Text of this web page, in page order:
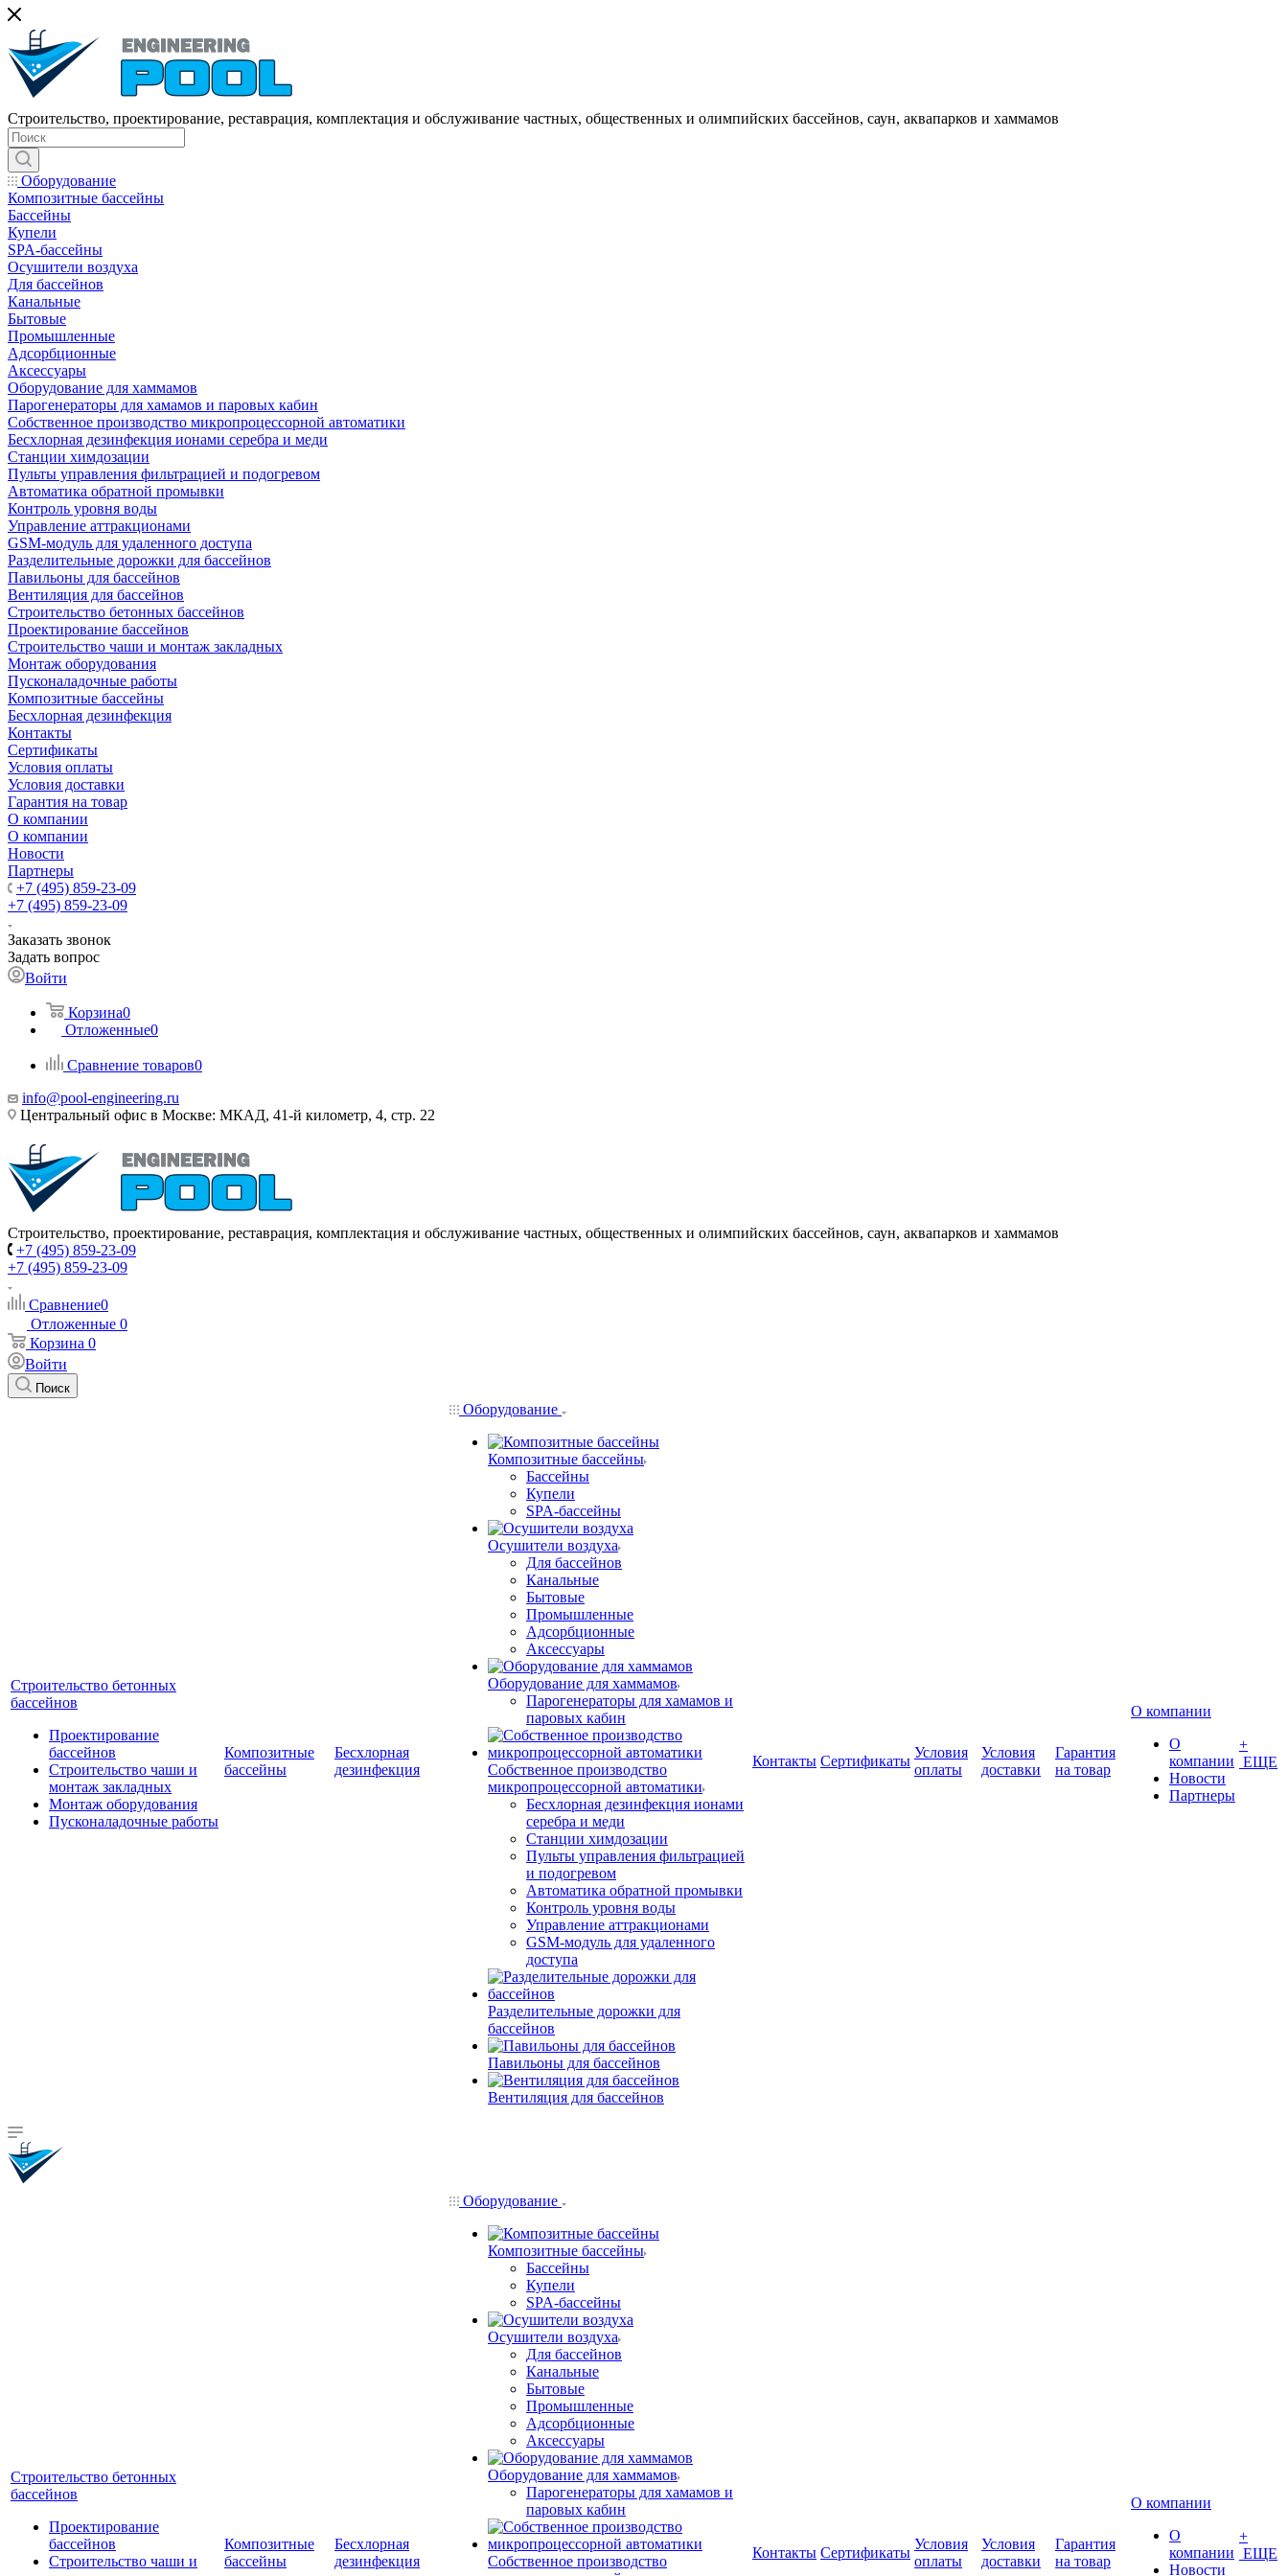
Строительство, проектирование, реставрация, комплектация и обслуживание частных, общественных и олимпийских бассейнов, саун, аквапарков и хаммамов
Оборудование
Композитные бассейны
Бассейны
Купели
SPA-бассейны
Осушители воздуха
Для бассейнов
Канальные
Бытовые
Промышленные
Адсорбционные
Аксессуары
Оборудование для хаммамов
Парогенераторы для хамамов и паровых кабин
Собственное производство микропроцессорной автоматики
Беcхлорная дезинфекция ионами серебра и меди
Станции химдозации
Пульты управления фильтрацией и подогревом
Автоматика обратной промывки
Контроль уровня воды
Управление аттракционами
GSM-модуль для удаленного доступа
Разделительные дорожки для бассейнов
Павильоны для бассейнов
Вентиляция для бассейнов
Строительство бетонных бассейнов
Проектирование бассейнов
Строительство чаши и монтаж закладных
Монтаж оборудования
Пусконаладочные работы
Композитные бассейны
Бесхлорная дезинфекция
Контакты
Сертификаты
Условия оплаты
Условия доставки
Гарантия на товар
О компании
О компании
Новости
Партнеры
+7 (495) 859-23-09
+7 (495) 859-23-09
Заказать звонок
Задать вопрос
Войти
Корзина0
Отложенные0
Сравнение товаров0
info@pool-engineering.ru
Центральный офис в Москве: МКАД, 41-й километр, 4, стр. 22
Строительство, проектирование, реставрация, комплектация и обслуживание частных, общественных и олимпийских бассейнов, саун, аквапарков и хаммамов
+7 (495) 859-23-09
+7 (495) 859-23-09
Сравнение0
Отложенные 0
Корзина 0
Войти
Поиск
Строительство бетонных
бассейнов
Проектирование
бассейнов
Строительство чаши и
монтаж закладных
Монтаж оборудования
Пусконаладочные работы
Композитные
бассейны
Бесхлорная
дезинфекция
Оборудование
Композитные бассейны
Бассейны
Купели
SPA-бассейны
Осушители воздуха
Для бассейнов
Канальные
Бытовые
Промышленные
Адсорбционные
Аксессуары
Оборудование для хаммамов
Парогенераторы для хамамов и
паровых кабин
Собственное производство
микропроцессорной автоматики
Беcхлорная дезинфекция ионами
серебра и меди
Станции химдозации
Пульты управления фильтрацией
и подогревом
Автоматика обратной промывки
Контроль уровня воды
Управление аттракционами
GSM-модуль для удаленного
доступа
Разделительные дорожки для
бассейнов
Павильоны для бассейнов
Вентиляция для бассейнов
Контакты Сертификаты
Условия
оплаты
Условия
доставки
Гарантия
на товар
О компании
О
компании
Новости
Партнеры
+
ЕЩЕ
Строительство бетонных
бассейнов
Проектирование
бассейнов
Строительство чаши и
Композитные
бассейны
Бесхлорная
дезинфекция
Оборудование
Композитные бассейны
Бассейны
Купели
SPA-бассейны
Осушители воздуха
Для бассейнов
Канальные
Бытовые
Промышленные
Адсорбционные
Аксессуары
Оборудование для хаммамов
Парогенераторы для хамамов и
паровых кабин
Собственное производство
Контакты Сертификаты
Условия
оплаты
Условия
доставки
Гарантия
на товар
О компании
О
компании
Новости
+
ЕЩЕ